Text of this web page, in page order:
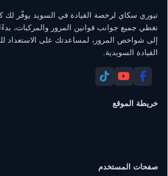
تيوري سكاي لرخصة القيادة في السويد يوفّر
تغطي جميع جوانب قوانين المرور والمركبات،
إلى شواخص المرور، لمساعدتك على الاستعداد
القيادة السويدية.
خريطة الموقع
صفحات المستخدم